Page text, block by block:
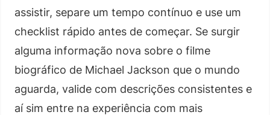
assistir, separe um tempo contínuo e use um
checklist rápido antes de começar. Se surgir
alguma informação nova sobre o filme
biográfico de Michael Jackson que o mundo
aguarda, valide com descrições consistentes e
aí sim entre na experiência com mais